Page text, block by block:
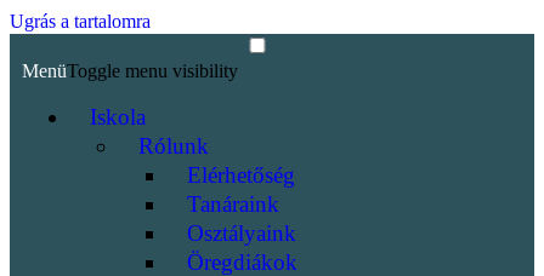
Ugrás a tartalomra
MenüToggle menu visibility
Iskola
Rólunk
Elérhetőség
Tanáraink
Osztályaink
Öregdiákok